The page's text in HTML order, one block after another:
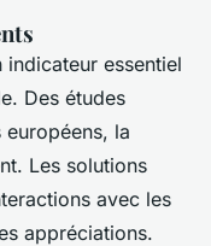
essentiel
Des études
la
Les solutions
avec les
appréciations.